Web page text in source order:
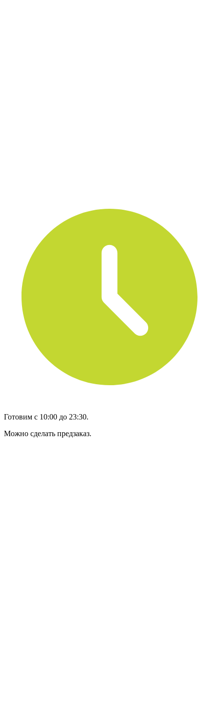
Готовим с 10:00 до 23:30.
Можно сделать предзаказ.